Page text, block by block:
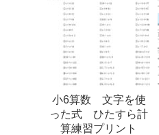
小6算数 文字を使
った式 ひたすら計
算練習プリント